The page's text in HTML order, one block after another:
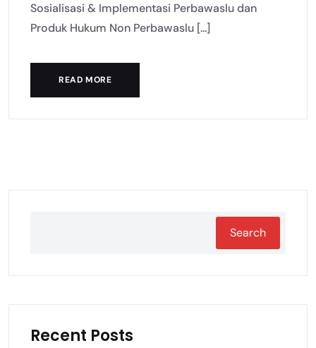
Sosialisasi & Implementasi Perbawaslu dan
Produk Hukum Non Perbawaslu [...]
READ MORE
Search
Recent Posts